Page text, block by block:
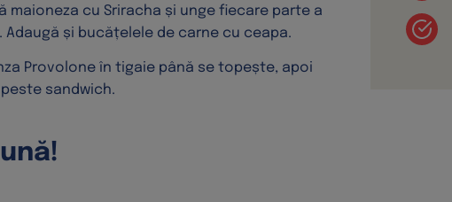
maioneza cu Sriracha și unge fiecare parte a
Adaugă și bucățelele de carne cu ceapa.
Provolone în tigaie până se topește, apoi
sandwich.